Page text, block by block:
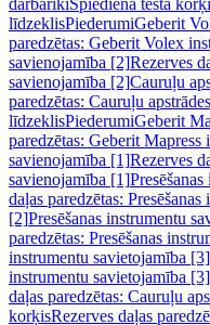
darbarīkiSpiediena testa
līdzeklisPiederumiGeberit
paredzētas: Geberit Volex
savienojamība [2]Rezerves
savienojamība [2]Cauruļu
paredzētas: Cauruļu
līdzeklisPiederumiGeberit
paredzētas: Geberit Mapress
savienojamība [1]Rezerves
savienojamība [1]
daļas paredzētas:
[2]Presēšanas instrumentu
paredzētas: Presēšanas
instrumentu savietojamība [3]
instrumentu savietojamība [3]
daļas paredzētas: Cauruļu
korķisRezerves daļas